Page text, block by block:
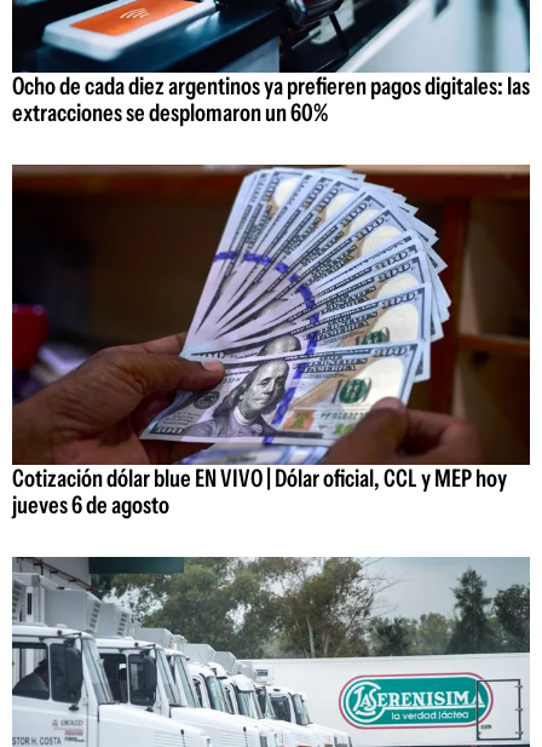
Ocho de cada diez argentinos ya prefieren pagos digitales: las
extracciones se desplomaron un 60%
Cotización dólar blue EN VIVO | Dólar oficial, CCL y MEP hoy
jueves 6 de agosto